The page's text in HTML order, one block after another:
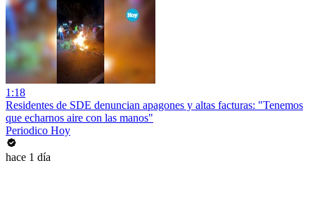
1:18
Residentes de SDE denuncian apagones y altas facturas: "Tenemos
que echarnos aire con las manos"
Periodico Hoy
hace 1 día